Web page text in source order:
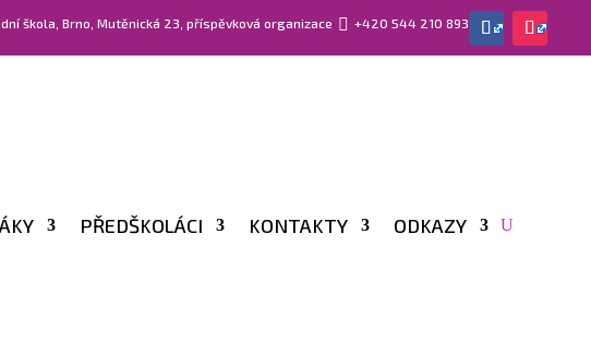
škola, Brno, Mutěnická 23, příspěvková organizace  +420 544 210 893
PŘEDŠKOLÁCI KONTAKTY ODKAZY